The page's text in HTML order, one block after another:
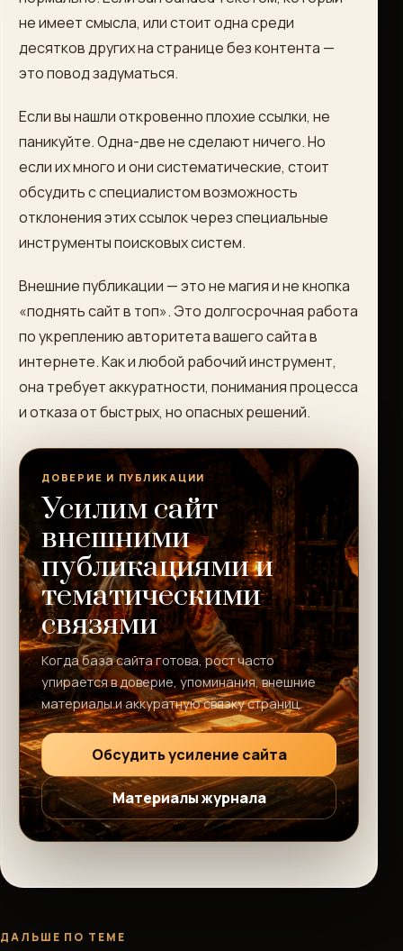
не имеет смысла, или стоит одна среди
десятков других на странице без контента —
это повод задуматься.
Если вы нашли откровенно плохие ссылки, не
паникуйте. Одна-две не сделают ничего. Но
если их много и они систематические, стоит
обсудить с специалистом возможность
отклонения этих ссылок через специальные
инструменты поисковых систем.
Внешние публикации — это не магия и не кнопка
«поднять сайт в топ». Это долгосрочная работа
по укреплению авторитета вашего сайта в
интернете. Как и любой рабочий инструмент,
она требует аккуратности, понимания процесса
и отказа от быстрых, но опасных решений.
ДОВЕРИЕ И ПУБЛИКАЦИИ
Усилим сайт
внешними
публикациями и
тематическими
связями
Когда база сайта готова, рост часто
упирается в доверие, упоминания, внешние
материалы и аккуратную связку страниц.
Обсудить усиление сайта
Материалы журнала
ДАЛЬШЕ ПО ТЕМЕ